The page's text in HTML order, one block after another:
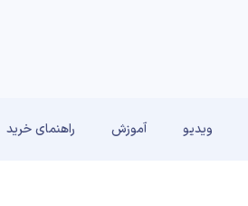
ویدیو آموزش راهنمای خرید